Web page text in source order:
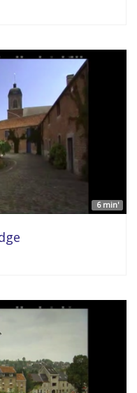
6 min'